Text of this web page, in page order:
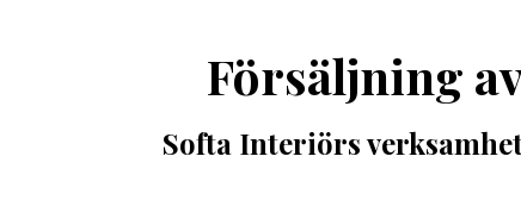
Försäljning
Softa Interiörs